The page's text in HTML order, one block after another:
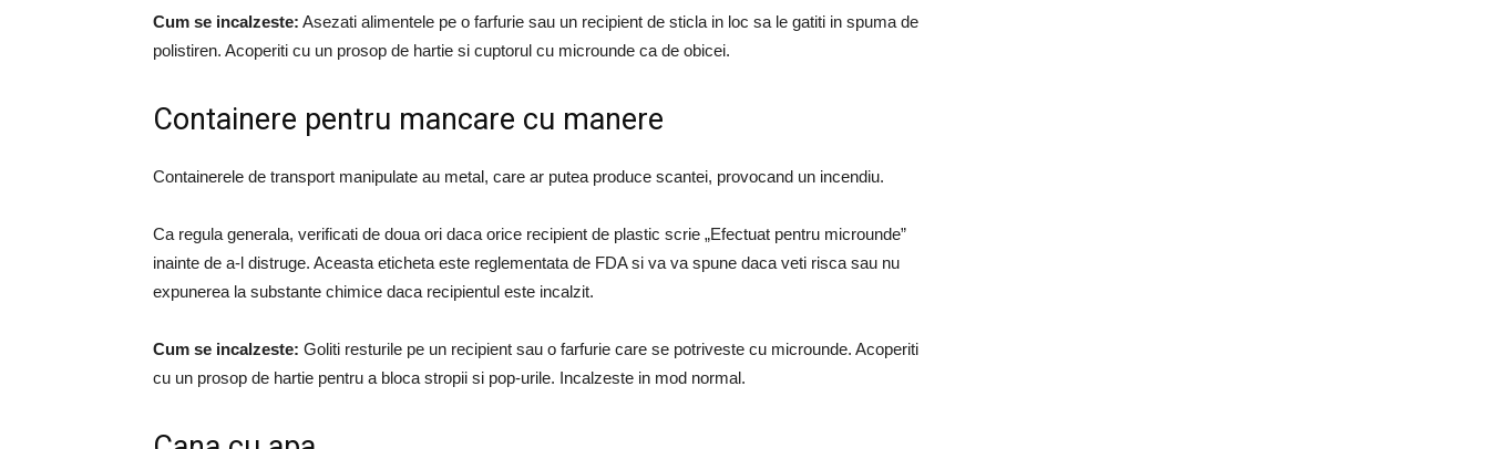
Cum se incalzeste: Asezati alimentele pe o farfurie sau un recipient de sticla in loc sa le gatiti in spuma de
polistiren. Acoperiti cu un prosop de hartie si cuptorul cu microunde ca de obicei.
Containere pentru mancare cu manere
Containerele de transport manipulate au metal, care ar putea produce scantei, provocand un incendiu.
Ca regula generala, verificati de doua ori daca orice recipient de plastic scrie „Efectuat pentru microunde”
inainte de a-l distruge. Aceasta eticheta este reglementata de FDA si va va spune daca veti risca sau nu
expunerea la substante chimice daca recipientul este incalzit.
Cum se incalzeste: Goliti resturile pe un recipient sau o farfurie care se potriveste cu microunde. Acoperiti
cu un prosop de hartie pentru a bloca stropii si pop-urile. Incalzeste in mod normal.